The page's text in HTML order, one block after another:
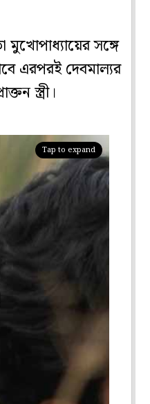
মুখোপাধ্যায়ের সঙ্গে
এরপরই দেবমাল্যর
স্ত্রী।
Tap to expand